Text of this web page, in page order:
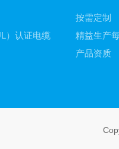
）认证电缆
按需定制
精益生产
产品资质